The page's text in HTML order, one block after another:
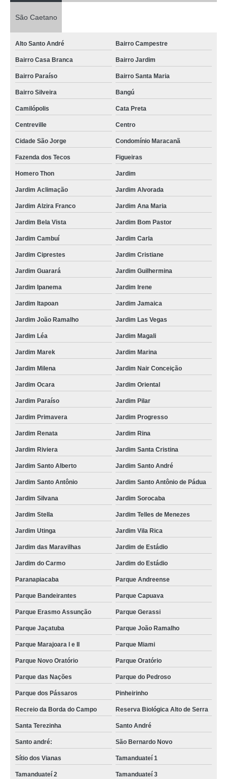
transporte de carga urbano Parque Anchieta
contratar transporte de carga em motocicleta Jardim Cambuí
contratar transporte de carga compartilhada Parque Andreense
contratar transporte de carga individual Jardim das Maravilhas
transporte de carga fiorino Oswaldo cruz
empresa para transporte de carga com fiorino Vila Euclides
transporte de carga terrestre Jardim Fenix
empresa para transporte de carga terrestre Jardim Rosinha
empresa para transporte de carga individual Jardim Santo Alberto
empresa para transporte de carga fiorino Jardim Marina
transporte de carga rodoviário Piraporinha
contratar transporte de carga individual Vila Valparaíso
empresa para transporte de carga fiorino Jardim Marilene
empresa para transporte de cargas especiais Jardim Ruyce
transporte de carga rodoviário Tamanduateí 7
transporte de carga urbano Jardim Léa
empresa para transporte de carga em motocicleta Jardim Itapoan
transporte de cargas especiais Jardim Diadema
contratar transporte de carga rodoviário Vila Clarice
empresa para transporte de carga rodoviário Vila Rosa
transporte de carga com fiorino Paranapiacaba
contratar transporte de carga urbano Jardim Magali
empresa para transporte de carga urbano Parque Andreense
empresa para transporte de carga terrestre Vila América
contratar transporte de carga urbano Vila São Vicente
contratar transporte de carga terrestre Vila Clarice
contratar transporte de carga com fiorino Jardim Iran
empresa para transporte de carga compartilhada Jardim Gazuza
transporte de carga compartilhada Jardim Gazuza
São Caetano
Alto Santo André Bairro Campestre
Bairro Casa Branca Bairro Jardim
Bairro Paraíso Bairro Santa Maria
Bairro Silveira Bangú
Camilópolis Cata Preta
Centreville Centro
Cidade São Jorge Condomínio Maracanã
Fazenda dos Tecos Figueiras
Homero Thon Jardim
Jardim Aclimação Jardim Alvorada
Jardim Alzira Franco Jardim Ana Maria
Jardim Bela Vista Jardim Bom Pastor
Jardim Cambuí Jardim Carla
Jardim Ciprestes Jardim Cristiane
Jardim Guarará Jardim Guilhermina
Jardim Ipanema Jardim Irene
Jardim Itapoan Jardim Jamaica
Jardim João Ramalho Jardim Las Vegas
Jardim Léa Jardim Magali
Jardim Marek Jardim Marina
Jardim Milena Jardim Nair Conceição
Jardim Ocara Jardim Oriental
Jardim Paraíso Jardim Pilar
Jardim Primavera Jardim Progresso
Jardim Renata Jardim Rina
Jardim Riviera Jardim Santa Cristina
Jardim Santo Alberto Jardim Santo André
Jardim Santo Antônio Jardim Santo Antônio de Pádua
Jardim Silvana Jardim Sorocaba
Jardim Stella Jardim Telles de Menezes
Jardim Utinga Jardim Vila Rica
Jardim das Maravilhas Jardim de Estádio
Jardim do Carmo Jardim do Estádio
Paranapiacaba Parque Andreense
Parque Bandeirantes Parque Capuava
Parque Erasmo Assunção Parque Gerassi
Parque Jaçatuba Parque João Ramalho
Parque Marajoara I e II Parque Miami
Parque Novo Oratório Parque Oratório
Parque das Nações Parque do Pedroso
Parque dos Pássaros Pinheirinho
Recreio da Borda do Campo Reserva Biológica Alto de Serra
Santa Terezinha Santo André
Santo andré: São Bernardo Novo
Sítio dos Vianas Tamanduateí 1
Tamanduateí 2 Tamanduateí 3